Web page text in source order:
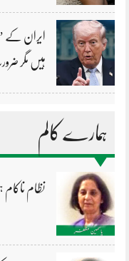
ایران کے
ہیں مگر
ہمارے کالم
نظام ناکام